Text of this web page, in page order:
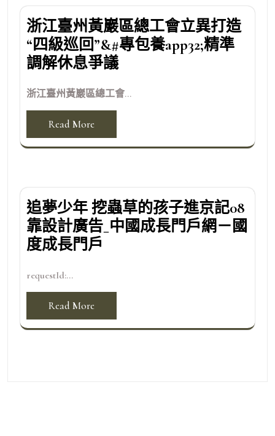
浙江臺州黃巖區總工會立異打造
“四級巡回”&#專包養app32;精準
調解休息爭議
浙江臺州黃巖區總工會...
Read More
追夢少年 挖蟲草的孩子進京記08
靠設計廣告_中國成長門戶網－國
度成長門戶
requestId:...
Read More